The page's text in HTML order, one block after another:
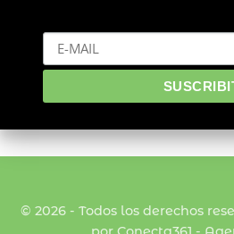
© 2026 - Todos los derechos